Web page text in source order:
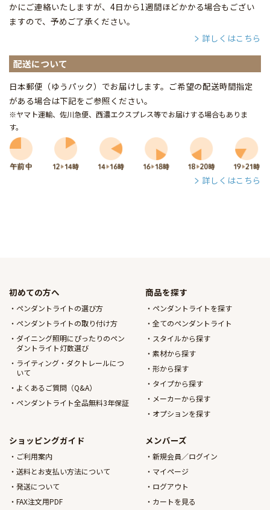
かにご連絡いたしますが、4日から1週間ほどかかる場合もござい
ますので、予めご了承ください。
詳しくはこちら
配送について
日本郵便（ゆうパック）でお届けします。ご希望の配送時間指定
がある場合は下記をご参照ください。
※ヤマト運輸、佐川急便、西濃エクスプレス等でお届けする場合もありま
す。
詳しくはこちら
初めての方へ
ペンダントライトの選び方
ペンダントライトの取り付け方
ダイニング照明にぴったりのペン
ダントライト灯数選び
ライティング・ダクトレールにつ
いて
よくあるご質問（Q&A）
ペンダントライト全品無料3年保証
商品を探す
ペンダントライトを探す
全てのペンダントライト
スタイルから探す
素材から探す
形から探す
タイプから探す
メーカーから探す
オプションを探す
ショッピングガイド
ご利用案内
送料とお支払い方法について
発送について
FAX注文用PDF
メンバーズ
新規会員／ログイン
マイページ
ログアウト
カートを見る